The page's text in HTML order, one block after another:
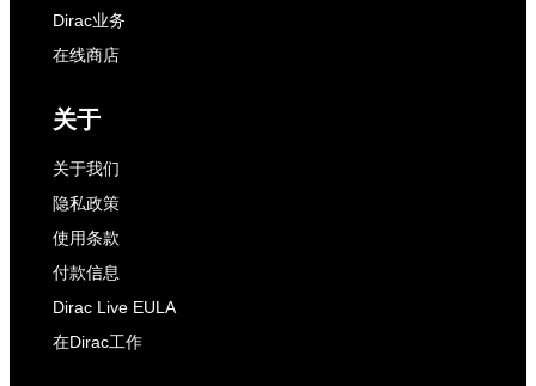
Dirac业务
在线商店
关于
关于我们
隐私政策
使用条款
付款信息
Dirac Live EULA
在Dirac工作